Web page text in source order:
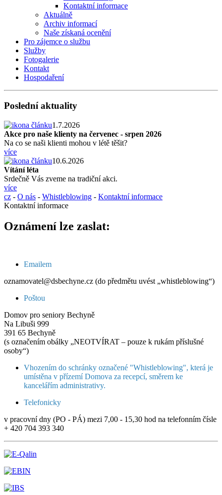
Kontaktní informace
Aktuálně
Archiv informací
Naše získaná ocenění
Pro zájemce o službu
Služby
Fotogalerie
Kontakt
Hospodaření
Poslední aktuality
1.7.2026
Akce pro naše klienty na červenec - srpen 2026
Na co se naši klienti mohou v létě těšit?
více
10.6.2026
Vítání léta
Srdečně Vás zveme na tradiční akci.
více
cz - O nás - Whistleblowing - Kontaktní informace
Kontaktní informace
Oznámení lze zaslat:
Emailem
oznamovatel@dsbechyne.cz (do předmětu uvést „whistleblowing“)
Poštou
Domov pro seniory Bechyně
Na Libuši 999
391 65 Bechyně
(s označením obálky „NEOTVÍRAT – pouze k rukám příslušné
osoby“)
Vhozením do schránky označené "Whistleblowing", která je
umístěna v přízemí Domova za recepcí, směrem ke
kancelářím administrativy.
Telefonicky
v pracovní dny (PO - PÁ) mezi 7,00 - 15,30 hod na telefonním čísle
+ 420 704 393 340